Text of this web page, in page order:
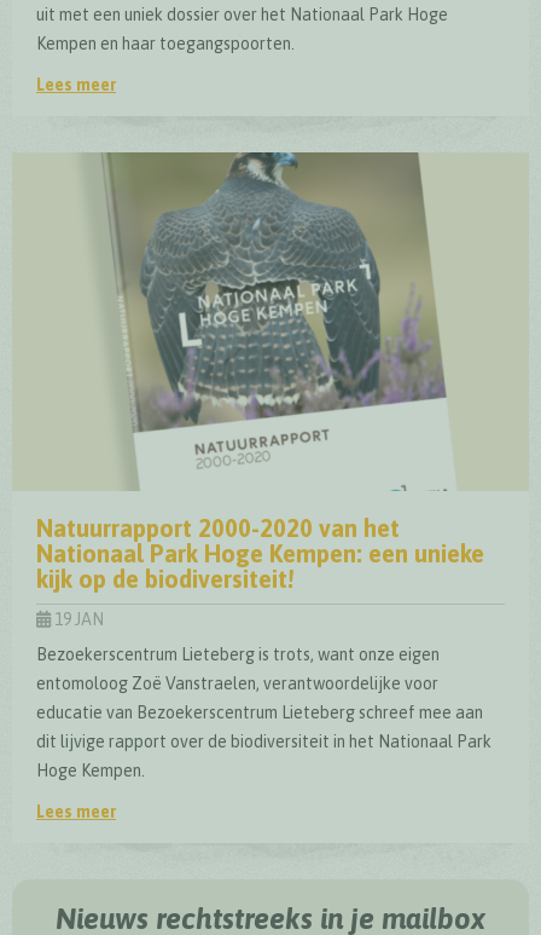
uit met een uniek dossier over het Nationaal Park Hoge
Kempen en haar toegangspoorten.
Lees meer
Natuurrapport 2000-2020 van het
Nationaal Park Hoge Kempen: een unieke
kijk op de biodiversiteit!
19 JAN
Bezoekerscentrum Lieteberg is trots, want onze eigen
entomoloog Zoë Vanstraelen, verantwoordelijke voor
educatie van Bezoekerscentrum Lieteberg schreef mee aan
dit lijvige rapport over de biodiversiteit in het Nationaal Park
Hoge Kempen.
Lees meer
Nieuws rechtstreeks in je mailbox